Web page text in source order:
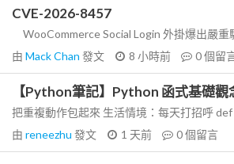
CVE-2026-8457
WooCommerce Social Login 外掛爆出嚴重
由 Mack Chan 發文 8 小時前 0個留
【Python筆記】Python 函式基礎觀
把重複動作包起來 生活情境：每天打招呼 def
由 reneezhu 發文 1 天前 0個留言